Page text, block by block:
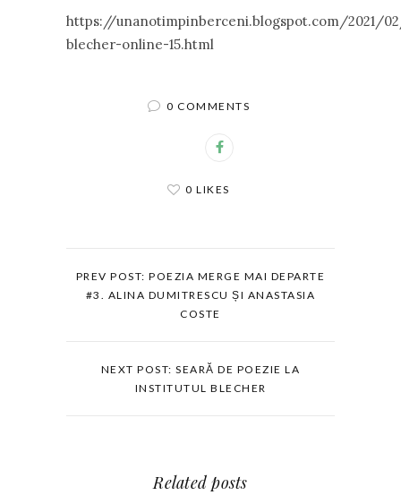
https://unanotimpinberceni.blogspot.com/2021/
blecher-online-15.html
0 COMMENTS
0 LIKES
PREV POST: POEZIA MERGE MAI DEPARTE
#3. ALINA DUMITRESCU ȘI ANASTASIA
COSTE
NEXT POST: SEARĂ DE POEZIE LA
INSTITUTUL BLECHER
Related posts